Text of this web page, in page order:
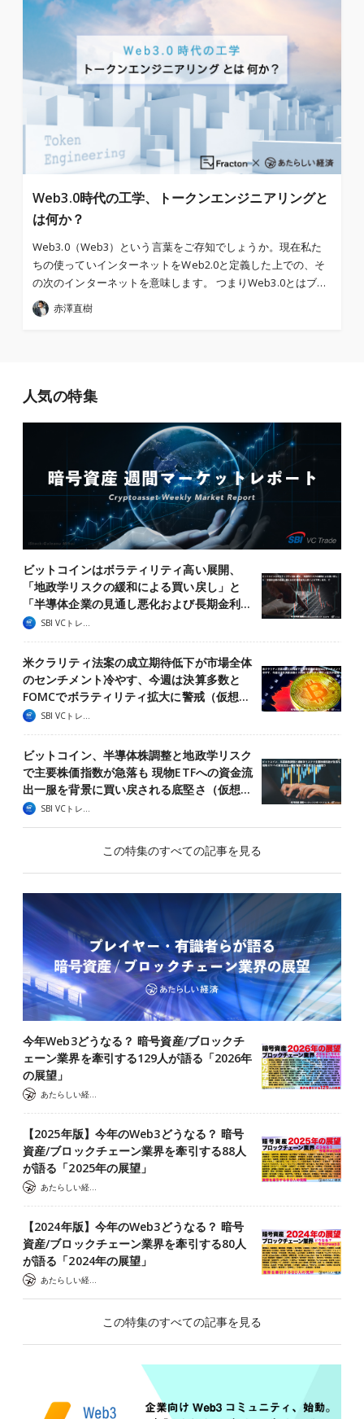
Web3.0時代の工学、トークンエンジニアリングと
は何か？
Web3.0（Web3）という言葉をご存知でしょうか。現在私た
ちの使っていインターネットをWeb2.0と定義した上での、そ
の次のインターネットを意味します。 つまりWeb3.0とはブ…
赤澤直樹
人気の特集
ビットコインはボラティリティ高い展開、
「地政学リスクの緩和による買い戻し」と
「半導体企業の見通し悪化および長期金利…
SBI VCトレード
米クラリティ法案の成立期待低下が市場全体
のセンチメント冷やす、今週は決算多数と
FOMCでボラティリティ拡大に警戒（仮想…
SBI VCトレード
ビットコイン、半導体株調整と地政学リスク
で主要株価指数が急落も 現物ETFへの資金流
出一服を背景に買い戻される底堅さ（仮想…
SBI VCトレード
この特集のすべての記事を見る
今年Web3どうなる？ 暗号資産/ブロックチ
ェーン業界を牽引する129人が語る「2026年
の展望」
【2025年版】今年のWeb3どうなる？ 暗号
資産/ブロックチェーン業界を牽引する88人
が語る「2025年の展望」
【2024年版】今年のWeb3どうなる？ 暗号
資産/ブロックチェーン業界を牽引する80人
が語る「2024年の展望」
この特集のすべての記事を見る